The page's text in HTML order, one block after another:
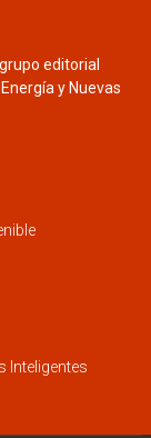
editorial
y Nuevas
Inteligentes